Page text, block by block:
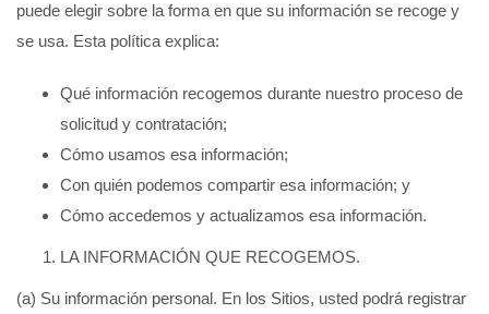
puede elegir sobre la forma en que su información se recoge y
se usa. Esta política explica:
Qué información recogemos durante nuestro proceso de
solicitud y contratación;
Cómo usamos esa información;
Con quién podemos compartir esa información; y
Cómo accedemos y actualizamos esa información.
LA INFORMACIÓN QUE RECOGEMOS.
(a) Su información personal. En los Sitios, usted podrá registrar